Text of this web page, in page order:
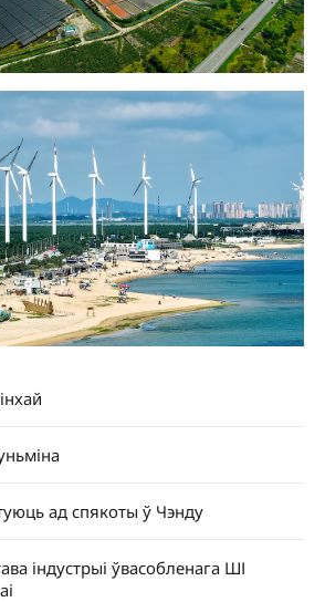
ад спякоты ў Чэнду
індустрыі ўвасобленага ШІ